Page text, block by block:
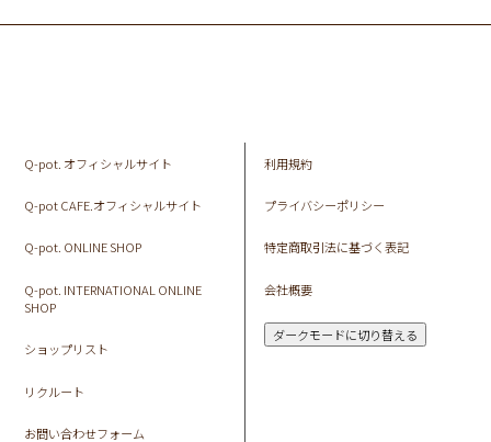
Q-pot. オフィシャルサイト
Q-pot CAFE.オフィシャルサイト
Q-pot. ONLINE SHOP
Q-pot. INTERNATIONAL ONLINE
SHOP
ショップリスト
リクルート
お問い合わせフォーム
利用規約
プライバシーポリシー
特定商取引法に基づく表記
会社概要
ダークモードに切り替える